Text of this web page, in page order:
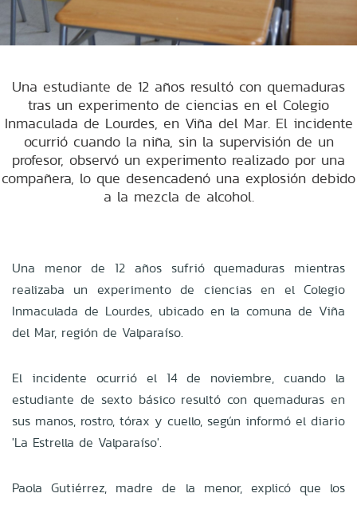
Una estudiante de 12 años resultó con quemaduras
tras un experimento de ciencias en el Colegio
Inmaculada de Lourdes, en Viña del Mar. El incidente
ocurrió cuando la niña, sin la supervisión de un
profesor, observó un experimento realizado por una
compañera, lo que desencadenó una explosión debido
a la mezcla de alcohol.
Una menor de 12 años sufrió quemaduras mientras
realizaba un experimento de ciencias en el Colegio
Inmaculada de Lourdes, ubicado en la comuna de Viña
del Mar, región de Valparaíso.
El incidente ocurrió el 14 de noviembre, cuando la
estudiante de sexto básico resultó con quemaduras en
sus manos, rostro, tórax y cuello, según informó el diario
'La Estrella de Valparaíso'.
Paola Gutiérrez, madre de la menor, explicó que los